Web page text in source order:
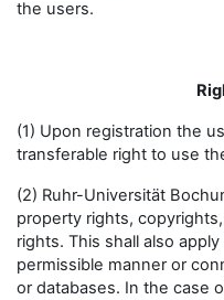
the users.
(1) Upon registration the
transferable right to use
(2) Ruhr-Universität
property rights,
rights. This shall also
permissible manner or
or databases. In the case